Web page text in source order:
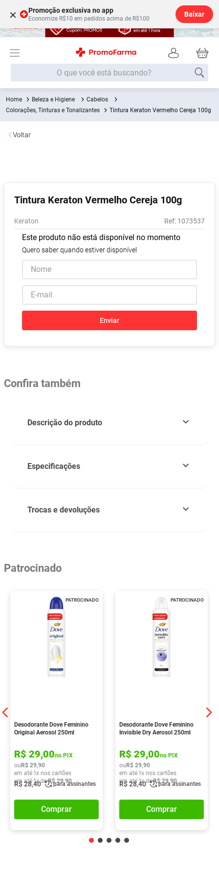
× Promoção exclusiva no app
Economize R$10 em pedidos acima de R$100
Baixar
O que você está buscando?
Beleza e Higiene
Cabelos
Colorações, Tinturas e Tonalizantes
Tintura Keraton Vermelho Cereja 100g
Tintura Keraton Vermelho Cereja 100g
Keraton : 1073537
Este produto não está disponível no momento
Quero saber quando estiver disponível
Enviar
Voltar
Confira também
Descrição do produto
Especificações
Trocas e devoluções
Patrocinado
PATROCINADO
Desodorante Dove Feminino
Original Aerosol 250ml
R$ 29,00no PIX
ou R$ 29,90
em até 1x nos cartões
em até 1x deR$ 29,90
R$28,40 para assinantes
Comprar
PATROCINADO
Desodorante Dove Feminino
Invisible Dry Aerosol 250ml
R$ 29,00no PIX
ou R$ 29,90
em até 1x nos cartões
em até 1x deR$ 29,90
R$28,40 para assinantes
Comprar
Termos mais buscados
1º Fralda
2
5º Fralda G
6º Shampoo
8º Absorvente
9º Lavitan
10º Vitamina D